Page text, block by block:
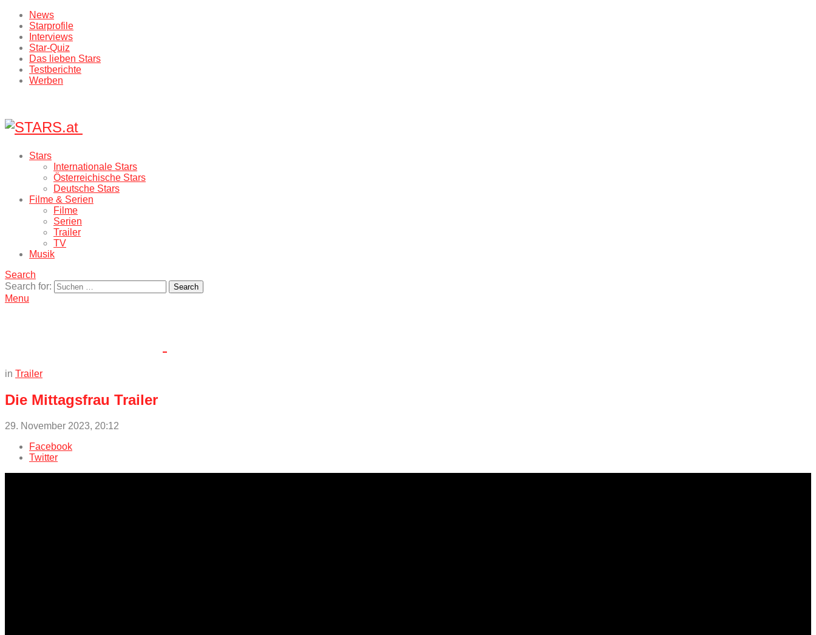
News
Starprofile
Interviews
Star-Quiz
Das lieben Stars
Testberichte
Werben
Stars
Internationale Stars
Österreichische Stars
Deutsche Stars
Filme & Serien
Filme
Serien
Trailer
TV
Musik
Search
Search for:
Search
Menu
in Trailer
Die Mittagsfrau Trailer
29. November 2023, 20:12
Facebook
Twitter